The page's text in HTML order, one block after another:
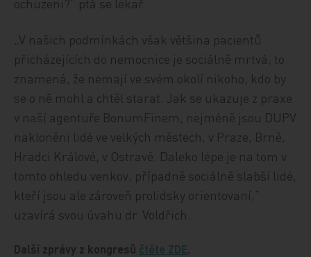
„V našich podmínkách však většina pacientů
přicházejících do nemocnice je sociálně mrtvá, to
znamená, že nemají ve svém okolí nikoho, kdo by
se o ně mohl a chtěl starat. Jak se ukazuje z praxe
v naší agentuře BonumFinem, nejméně jsou DUPV
nakloněni lidé ve velkých městech, v Praze, Brně,
Hradci Králové, v Ostravě. Daleko lépe je na tom v
tomto ohledu venkov, případně sociálně slabší lidé,
kteří jsou ale zároveň prolidsky orientovaní,“
uzavírá svou úvahu dr. Voldřich.
Další zprávy z kongresů čtěte ZDE.